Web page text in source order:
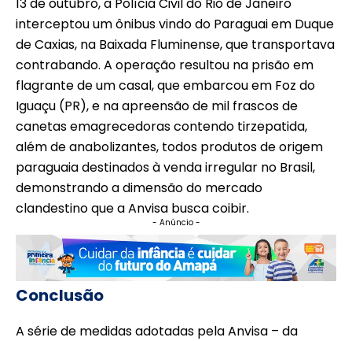
interceptou um ônibus vindo do Paraguai em Duque
de Caxias, na Baixada Fluminense, que transportava
contrabando. A operação resultou na prisão em
flagrante de um casal, que embarcou em Foz do
Iguaçu (PR), e na apreensão de mil frascos de
canetas emagrecedoras contendo tirzepatida,
além de anabolizantes, todos produtos de origem
paraguaia destinados à venda irregular no Brasil,
demonstrando a dimensão do mercado
clandestino que a Anvisa busca coibir.
- Anúncio -
Conclusão
A série de medidas adotadas pela Anvisa – da